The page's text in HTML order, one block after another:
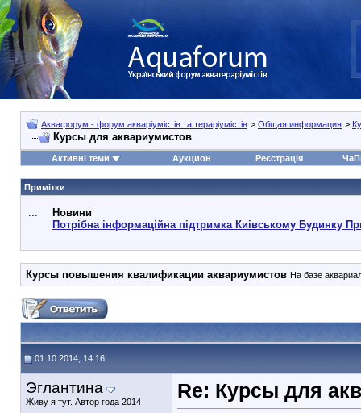
Аквафорум - форум акваріумістів та тераріумістів > Общая информация >
Курсы для аквариумистов
Активні теми Аукцион Реєстрація
Примітки
...
Новини
Потрібна інформаційна підтримка Киівському Будинку
Курсы повышения квалификации аквариумистов На базе
01.10.2014, 14:16
Эглантина
Живу я тут. Автор года 2014 Re: Курсы для